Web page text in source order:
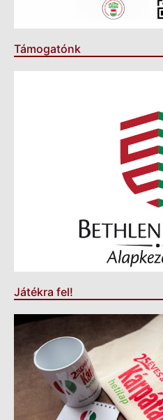
Támogatónk
Játékra fel!